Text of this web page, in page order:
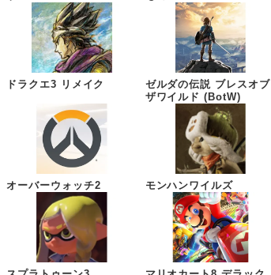
ドラクエ3 リメイク
ゼルダの伝説 ブレスオブ
ザワイルド (BotW)
オーバーウォッチ2 モンハンワイルズ